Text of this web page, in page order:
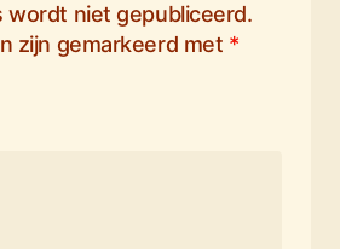
wordt niet gepubliceerd.
zijn gemarkeerd met *